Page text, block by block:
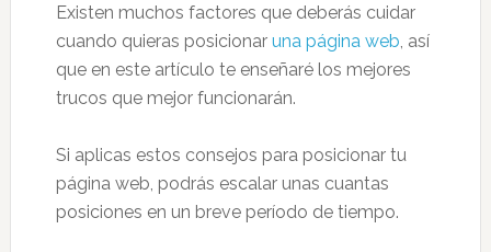
Existen muchos factores que deberás cuidar
cuando quieras posicionar una página web , así
que en este artículo te enseñaré los mejores
trucos que mejor funcionarán.
Si aplicas estos consejos para posicionar tu
página web, podrás escalar unas cuantas
posiciones en un breve período de tiempo.